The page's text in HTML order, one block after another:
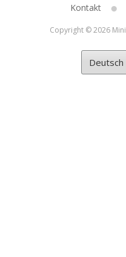
Kontakt
Copyright © 2026